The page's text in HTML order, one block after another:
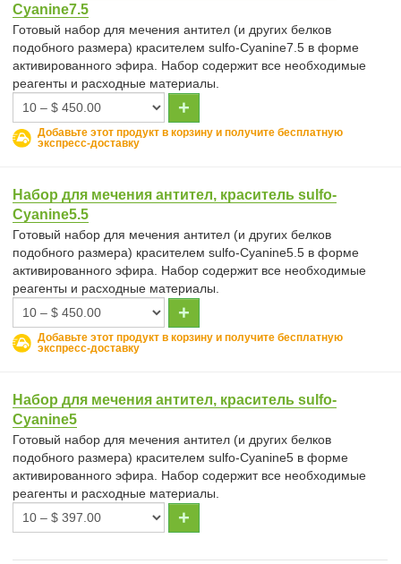
Cyanine7.5
Готовый набор для мечения антител (и других белков
подобного размера) красителем sulfo-Cyanine7.5 в форме
активированного эфира. Набор содержит все необходимые
реагенты и расходные материалы.
Добавьте этот продукт в корзину и получите бесплатную
экспресс-доставку
Набор для мечения антител, краситель sulfo-
Cyanine5.5
Готовый набор для мечения антител (и других белков
подобного размера) красителем sulfo-Cyanine5.5 в форме
активированного эфира. Набор содержит все необходимые
реагенты и расходные материалы.
Добавьте этот продукт в корзину и получите бесплатную
экспресс-доставку
Набор для мечения антител, краситель sulfo-
Cyanine5
Готовый набор для мечения антител (и других белков
подобного размера) красителем sulfo-Cyanine5 в форме
активированного эфира. Набор содержит все необходимые
реагенты и расходные материалы.